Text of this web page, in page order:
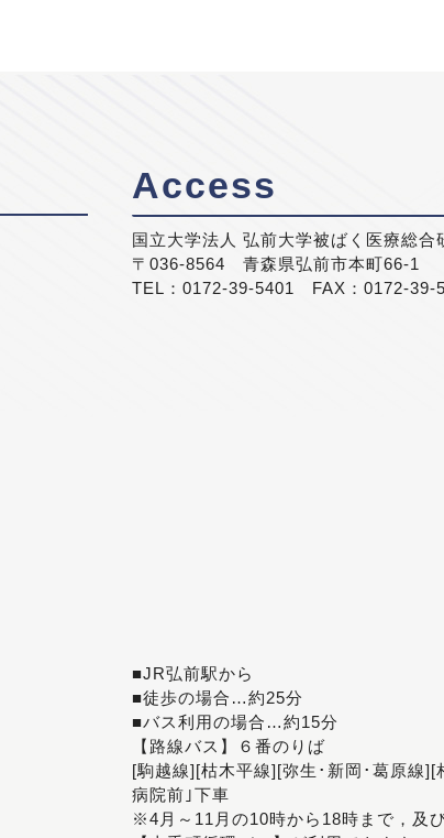
Access
国立大学法人 弘前大学被ばく医療総合
〒036-8564 青森県弘前市本町66-1
TEL：0172-39-5401 FAX：0172-39-
■JR弘前駅から
■徒歩の場合…約25分
■バス利用の場合…約15分
【路線バス】６番のりば
[駒越線][枯木平線][弥生･新岡･葛原線
病院前｣下車
※4月～11月の10時から18時まで，及